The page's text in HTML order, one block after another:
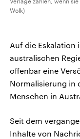
Wölk)
Auf die Eskalation
australischen
offenbar eine
Normalisierung in
Menschen in
Seit dem
Inhalte von